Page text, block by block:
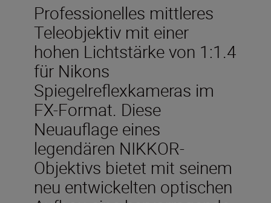
Professionelles mittleres
Teleobjektiv mit einer
hohen Lichtstärke von 1:1.4
für Nikons
Spiegelreflexkameras im
FX-Format. Diese
Neuauflage eines
legendären NIKKOR-
Objektivs bietet mit seinem
neu entwickelten optischen